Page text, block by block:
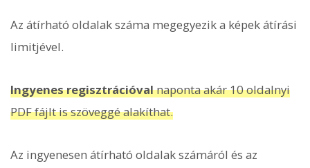
Az átírható oldalak száma megegyezik a képek átírási
limitjével.
Ingyenes regisztrációvalnaponta akár 10 oldalnyi
PDF fájlt is szöveggé alakíthat.
Az ingyenesen átírható oldalak számáról és az